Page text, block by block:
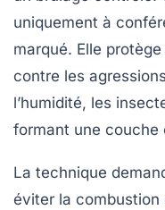
uniquement à
marqué. Elle
contre les
l’humidité, les
formant une couche
La technique
éviter la